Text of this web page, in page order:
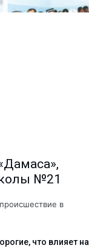
№21
в
что влияет на